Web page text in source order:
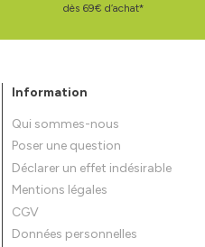
dès 69€ d’achat*
Information
Qui sommes-nous
Poser une question
Déclarer un effet indésirable
Mentions légales
CGV
Données personnelles